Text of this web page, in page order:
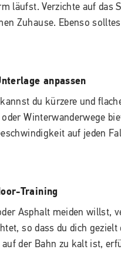
läufst. Verzichte auf
Zuhause. Ebenso
anpassen
du kürzere und
Winterwanderwege
auf jeden
Training
Asphalt meiden willst,
so dass du dich
der Bahn zu kalt ist,